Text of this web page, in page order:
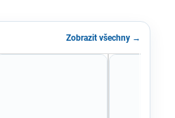
Zobrazit všechny →